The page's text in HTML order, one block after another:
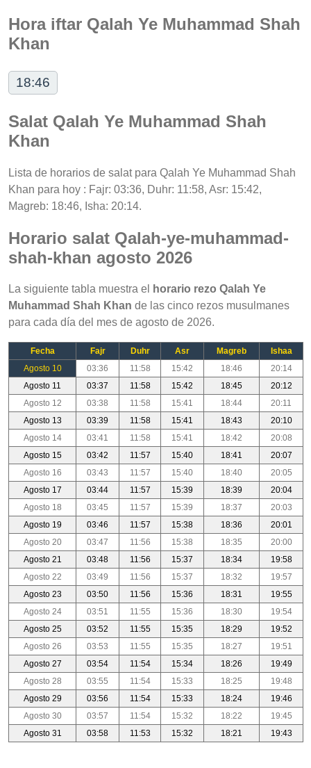
Hora iftar Qalah Ye Muhammad Shah
Khan
18:46
Salat Qalah Ye Muhammad Shah
Khan
Lista de horarios de salat para Qalah Ye Muhammad Shah
Khan para hoy : Fajr: 03:36, Duhr: 11:58, Asr: 15:42,
Magreb: 18:46, Isha: 20:14.
Horario salat Qalah-ye-muhammad-
shah-khan agosto 2026
La siguiente tabla muestra el
horario rezo Qalah Ye
Muhammad Shah Khan de las cinco rezos musulmanes
para cada día del mes de agosto de 2026.
Fecha Fajr Duhr Asr Magreb
Ishaa
Agosto 10
03:36 11:58 15:42 18:46
20:14
Agosto 11
03:37 11:58 15:42 18:45
20:12
Agosto 12
03:38 11:58 15:41 18:44
20:11
Agosto 13
03:39 11:58 15:41 18:43
20:10
Agosto 14
03:41 11:58 15:41 18:42
20:08
Agosto 15
03:42 11:57 15:40 18:41
20:07
Agosto 16
03:43 11:57 15:40 18:40
20:05
Agosto 17
03:44 11:57 15:39 18:39
20:04
Agosto 18
03:45 11:57 15:39 18:37
20:03
Agosto 19
03:46 11:57 15:38 18:36
20:01
Agosto 20
03:47 11:56 15:38 18:35
20:00
Agosto 21
03:48 11:56 15:37 18:34
19:58
Agosto 22
03:49 11:56 15:37 18:32
19:57
Agosto 23
03:50 11:56 15:36 18:31
19:55
Agosto 24
03:51 11:55 15:36 18:30
19:54
Agosto 25
03:52 11:55 15:35 18:29
19:52
Agosto 26
03:53 11:55 15:35 18:27
19:51
Agosto 27
03:54 11:54 15:34 18:26
19:49
Agosto 28
03:55 11:54 15:33 18:25
19:48
Agosto 29
03:56 11:54 15:33 18:24
19:46
Agosto 30
03:57 11:54 15:32 18:22
19:45
Agosto 31
03:58 11:53 15:32 18:21 19:43